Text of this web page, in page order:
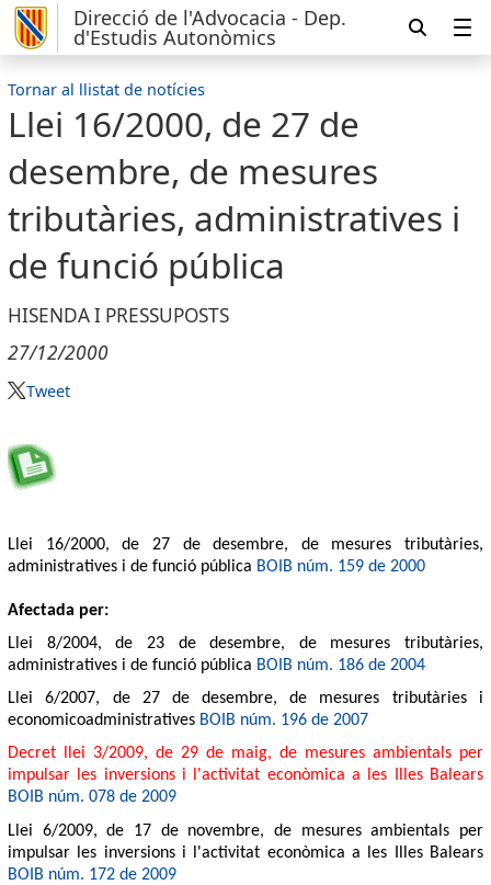
Direcció de l'Advocacia - Dep.
d'Estudis Autonòmics
Tornar al llistat de notícies
Llei 16/2000, de 27 de
desembre, de mesures
tributàries, administratives i
de funció pública
HISENDA I PRESSUPOSTS
27/12/2000
Tweet
Llei 16/2000, de 27 de desembre, de mesures tributàries,
administratives i de funció pública BOIB núm. 159 de 2000
Afectada per:
Llei 8/2004, de 23 de desembre, de mesures tributàries,
administratives i de funció pública BOIB núm. 186 de 2004
Llei 6/2007, de 27 de desembre, de mesures tributàries i
economicoadministratives BOIB núm. 196 de 2007
Decret llei 3/2009, de 29 de maig, de mesures ambientals per
impulsar les inversions i l'activitat econòmica a les Illes Balears
BOIB núm. 078 de 2009
Llei 6/2009, de 17 de novembre, de mesures ambientals per
impulsar les inversions i l'activitat econòmica a les Illes Balears
BOIB núm. 172 de 2009